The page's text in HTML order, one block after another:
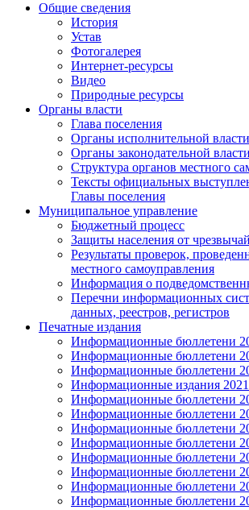
Общие сведения
История
Устав
Фотогалерея
Интернет-ресурсы
Видео
Природные ресурсы
Органы власти
Глава поселения
Органы исполнительной власти
Органы законодательной власти
Структура органов местного
Тексты официальных
Главы поселения
Муниципальное управление
Бюджетный процесс
Защиты населения от
Результаты проверок,
местного самоуправления
Информация о
Перечни информационных
данных, реестров, регистров
Печатные издания
Информационные бюллетени
Информационные бюллетени
Информационные бюллетени
Информационные издания
Информационные бюллетени
Информационные бюллетени
Информационные бюллетени
Информационные бюллетени
Информационные бюллетени
Информационные бюллетени
Информационные бюллетени
Информационные бюллетени